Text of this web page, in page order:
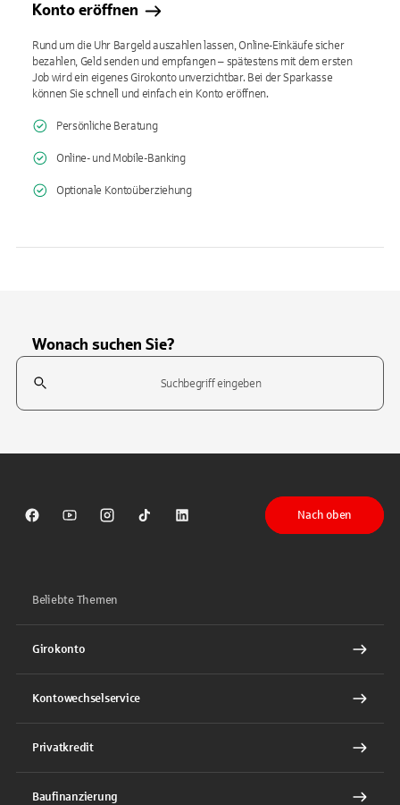
Konto eröffnen
Rund um die Uhr Bargeld auszahlen lassen, Online-Einkäufe sicher
bezahlen, Geld senden und empfangen – spätestens mit dem ersten
Job wird ein eigenes Girokonto unverzichtbar. Bei der Sparkasse
können Sie schnell und einfach ein Konto eröffnen.
Persönliche Beratung
Online- und Mobile-Banking
Optionale Kontoüberziehung
Wonach suchen Sie?
Suchfeld
Sparkasse auf Facebook
Sparkasse auf Youtube
Sparkasse auf Instagram
Sparkasse auf TikTok
Sparkasse auf LinkedIn
Nach oben
Beliebte Themen
Girokonto
Kontowechselservice
Privatkredit
Baufinanzierung